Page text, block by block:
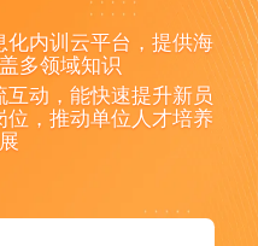
内训云平台，提供海
多领域知识
动，能快速提升新员
，推动单位人才培养